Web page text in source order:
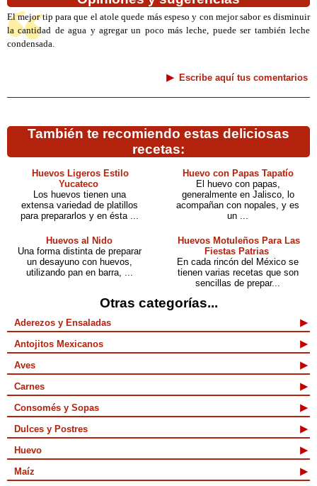
El mejor tip para que el atole quede más espeso y con mejor sabor es disminuir
la cantidad de agua y agregar un poco más leche, puede ser también leche
condensada.
Escribe aquí tus comentarios
También te recomiendo estas deliciosas
recetas:
Huevos Ligeros Estilo
Yucateco
Los huevos tienen una
extensa variedad de platillos
para prepararlos y en ésta ...
Huevo con Papas Tapatío
El huevo con papas,
generalmente en Jalisco, lo
acompañan con nopales, y es
un ...
Huevos al Nido
Una forma distinta de preparar
un desayuno con huevos,
utilizando pan en barra, ...
Huevos Motuleños Para Las
Fiestas Patrias
En cada rincón del México se
tienen varias recetas que son
sencillas de prepar...
Otras categorías...
Aderezos y Ensaladas
Antojitos Mexicanos
Aves
Carnes
Consomés y Sopas
Dulces y Postres
Huevo
Maíz